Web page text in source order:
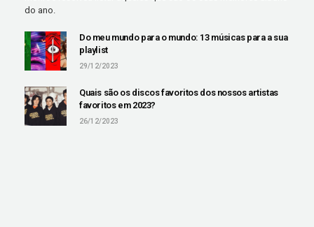
do ano.
Do meu mundo para o mundo: 13 músicas para a sua
playlist
29/12/2023
Quais são os discos favoritos dos nossos artistas
favoritos em 2023?
26/12/2023